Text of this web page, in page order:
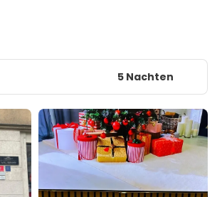
5 Nachten